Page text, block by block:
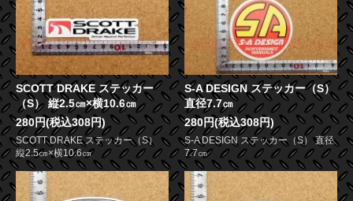
SCOTT DRAKE ステッカー
（S） 縦2.5㎝×横10.6㎝
280円(税込308円)
SCOTT DRAKE ステッカー（S）
縦2.5㎝×横10.6㎝
S-A DESIGN ステッカー（S）
直径7.7㎝
280円(税込308円)
S-A DESIGN ステッカー（S） 直径
7.7㎝